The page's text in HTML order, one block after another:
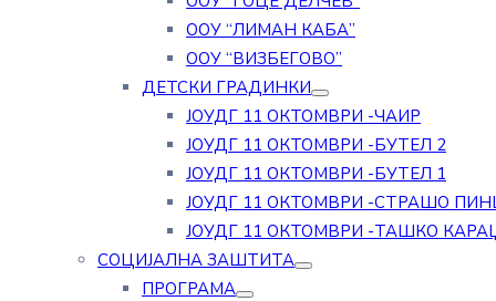
ООУ “ЛИМАН КАБА”
ООУ “ВИЗБЕГОВО”
ДЕТСКИ ГРАДИНКИ
ЈОУДГ 11 ОКТОМВРИ -ЧАИР
ЈОУДГ 11 ОКТОМВРИ -БУТЕЛ 2
ЈОУДГ 11 ОКТОМВРИ -БУТЕЛ 1
ЈОУДГ 11 ОКТОМВРИ -СТРАШО
ЈОУДГ 11 ОКТОМВРИ -ТАШКО
СОЦИЈАЛНА ЗАШТИТА
ПРОГРАМА